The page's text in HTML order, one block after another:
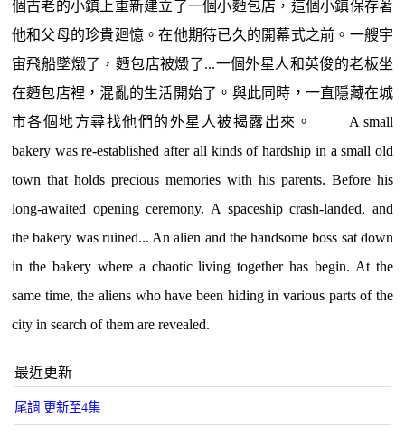
個古老的小鎮上重新建立了一個小麪包店，這個小鎮保存著
他和父母的珍貴廻憶。在他期待已久的開幕式之前。一艘宇
宙飛船墜燬了，麪包店被燬了...一個外星人和英俊的老板坐
在麪包店裡，混亂的生活開始了。與此同時，一直隱藏在城
市各個地方尋找他們的外星人被揭露出來。 A small
bakery was re-established after all kinds of hardship in a small old
town that holds precious memories with his parents. Before his
long-awaited opening ceremony. A spaceship crash-landed, and
the bakery was ruined... An alien and the handsome boss sat down
in the bakery where a chaotic living together has begin. At the
same time, the aliens who have been hiding in various parts of the
city in search of them are revealed.
最近更新
尾調 更新至4集